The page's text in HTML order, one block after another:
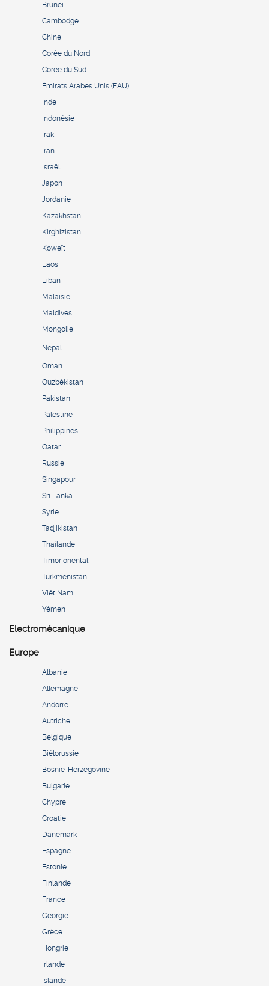
Brunei
Cambodge
Chine
Corée du Nord
Corée du Sud
Émirats Arabes Unis (EAU)
Inde
Indonésie
Irak
Iran
Israël
Japon
Jordanie
Kazakhstan
Kirghizistan
Koweït
Laos
Liban
Malaisie
Maldives
Mongolie
Népal
Oman
Ouzbékistan
Pakistan
Palestine
Philippines
Qatar
Russie
Singapour
Sri Lanka
Syrie
Tadjikistan
Thaïlande
Timor oriental
Turkménistan
Viêt Nam
Yémen
Electromécanique
Europe
Albanie
Allemagne
Andorre
Autriche
Belgique
Biélorussie
Bosnie-Herzégovine
Bulgarie
Chypre
Croatie
Danemark
Espagne
Estonie
Finlande
France
Géorgie
Grèce
Hongrie
Irlande
Islande